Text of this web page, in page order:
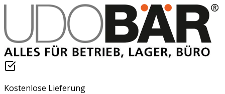
Kostenlose Lieferung